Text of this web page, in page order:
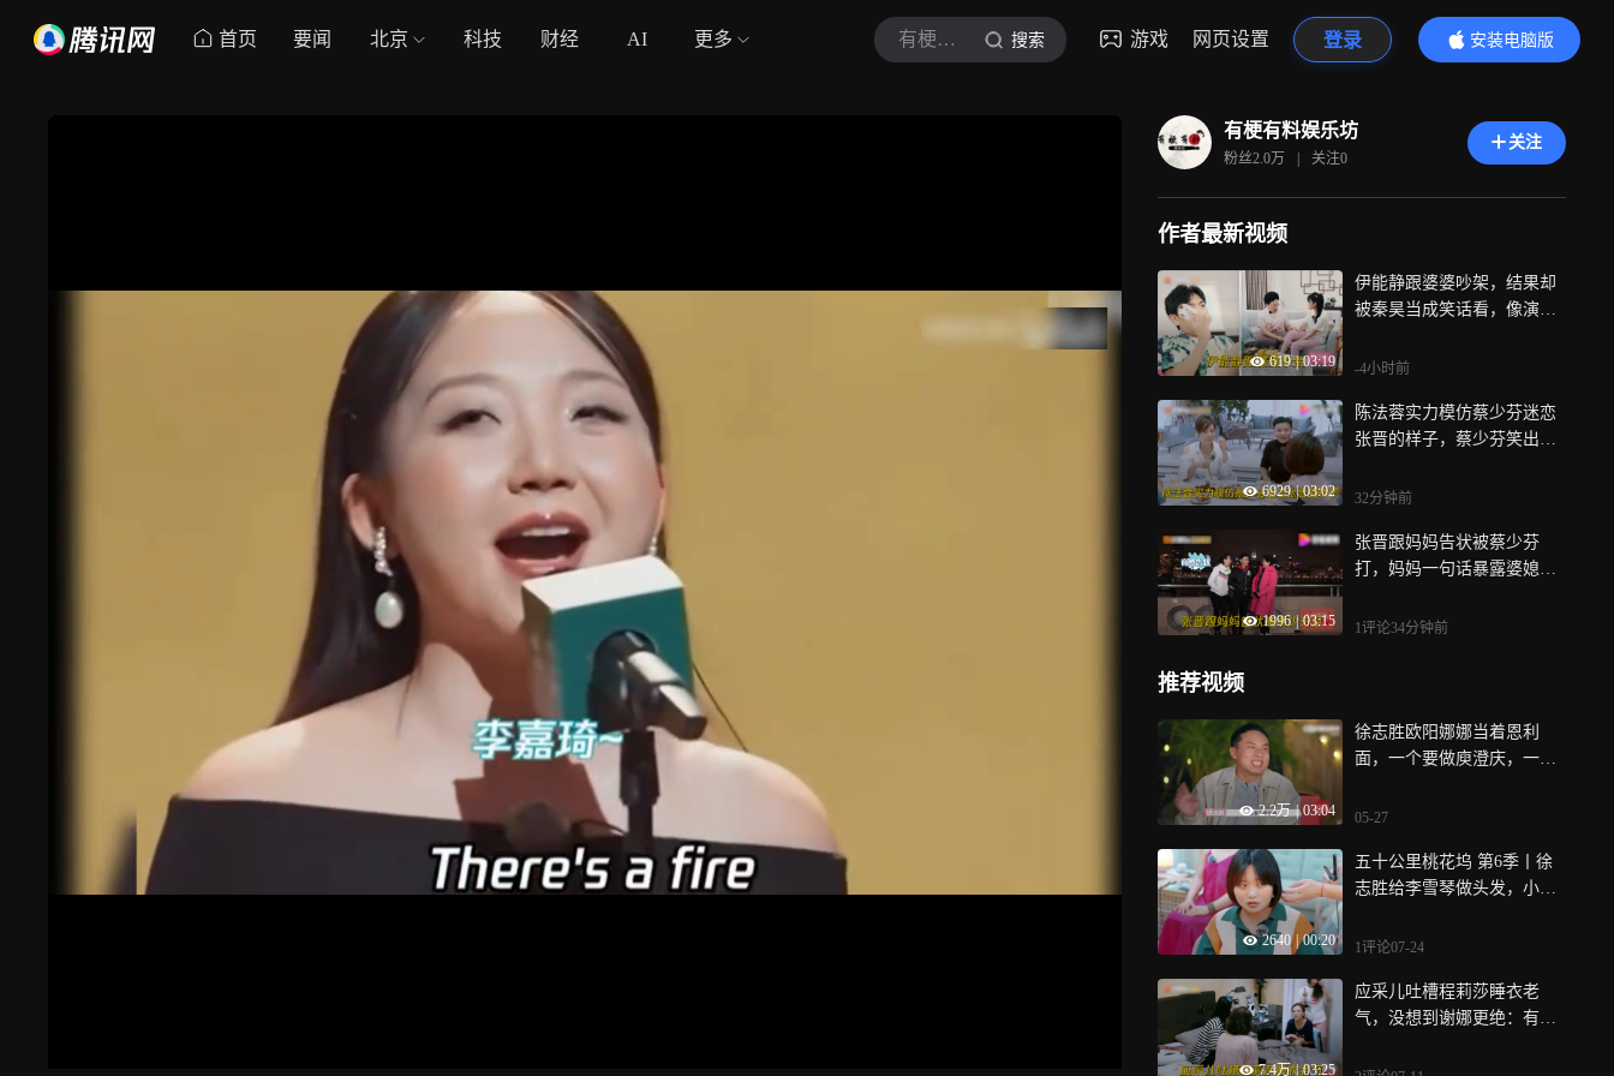
首页 要闻 北京 科技 财经 AI 更多 有梗有料娱乐坊 搜索 游戏 网页设置 登录
安装电脑版
内容更精彩
有梗有料娱乐坊
粉丝2.0万 | 关注0
关注
作者最新视频
619 | 03:19
伊能静跟婆婆吵架，结果却
被秦昊当成笑话看，像演二
-4小时前
6929 | 03:02
陈法蓉实力模仿蔡少芬迷恋
张晋的样子，蔡少芬笑出猪
32分钟前
1996 | 03:15
张晋跟妈妈告状被蔡少芬
打，妈妈一句话暴露婆媳关
1评论34分钟前
推荐视频
2.2万 | 03:04
徐志胜欧阳娜娜当着恩利
面，一个要做庾澄庆，一个
05-27
2640 00:20
五十公里桃花坞 第6季丨徐
志胜给李雪琴做头发，小辣
1评论07-24
7.4万 | 03:25
应采儿吐槽程莉莎睡衣老
气，没想到谢娜更绝：有她